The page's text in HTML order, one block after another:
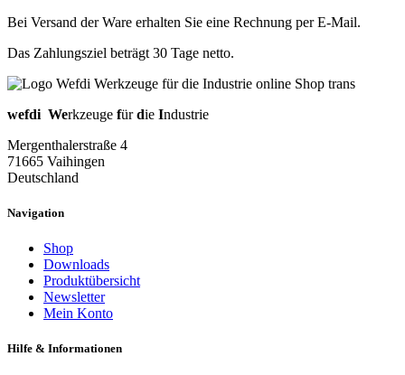
Bei Versand der Ware erhalten Sie eine Rechnung per E-Mail.
Das Zahlungsziel beträgt 30 Tage netto.
wefdi Werkzeuge fürdie Industrie
Mergenthalerstraße 4
71665 Vaihingen
Deutschland
Navigation
Shop
Downloads
Produktübersicht
Newsletter
Mein Konto
Hilfe & Informationen